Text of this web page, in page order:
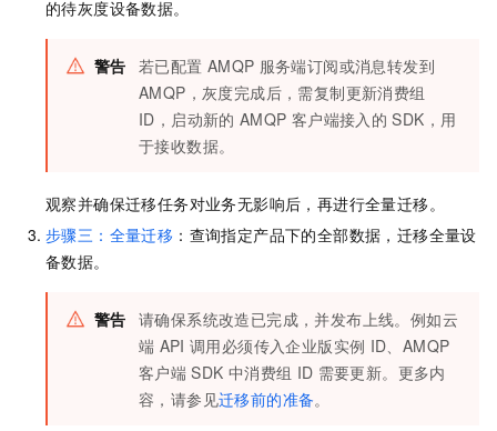
的待灰度设备数据。
警告 若已配置 AMQP 服务端订阅或消息转发到
AMQP，灰度完成后，需复制更新消费组
ID，启动新的 AMQP 客户端接入的 SDK，用
于接收数据。
观察并确保迁移任务对业务无影响后，再进行全量迁移。
步骤三：全量迁移 ：查询指定产品下的全部数据，迁移全量设
备数据。
警告 请确保系统改造已完成，并发布上线。例如云
端 API 调用必须传入企业版实例 ID、AMQP
客户端 SDK 中消费组 ID 需要更新。更多内
容，请参见迁移前的准备。